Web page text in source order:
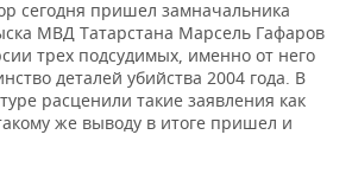
сегодня пришел замначальника
МВД Татарстана Марсель Гафаров
трех подсудимых, именно от него
деталей убийства 2004 года. В
расценили такие заявления как
же выводу в итоге пришел и